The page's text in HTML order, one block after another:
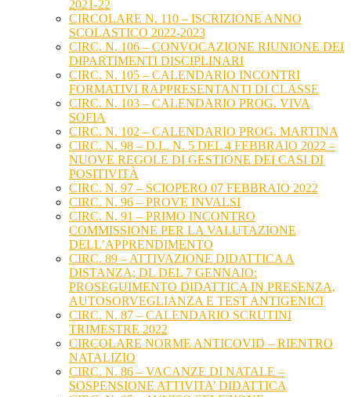
2021-22
CIRCOLARE N. 110 – ISCRIZIONE ANNO
SCOLASTICO 2022-2023
CIRC. N. 106 – CONVOCAZIONE RIUNIONE DEI
DIPARTIMENTI DISCIPLINARI
CIRC. N. 105 – CALENDARIO INCONTRI
FORMATIVI RAPPRESENTANTI DI CLASSE
CIRC. N. 103 – CALENDARIO PROG. VIVA
SOFIA
CIRC. N. 102 – CALENDARIO PROG. MARTINA
CIRC. N. 98 – D.L. N. 5 DEL 4 FEBBRAIO 2022 –
NUOVE REGOLE DI GESTIONE DEI CASI DI
POSITIVITÀ
CIRC. N. 97 – SCIOPERO 07 FEBBRAIO 2022
CIRC. N. 96 – PROVE INVALSI
CIRC. N. 91 – PRIMO INCONTRO
COMMISSIONE PER LA VALUTAZIONE
DELL’APPRENDIMENTO
CIRC. 89 – ATTIVAZIONE DIDATTICA A
DISTANZA; DL DEL 7 GENNAIO:
PROSEGUIMENTO DIDATTICA IN PRESENZA,
AUTOSORVEGLIANZA E TEST ANTIGENICI
CIRC. N. 87 – CALENDARIO SCRUTINI
TRIMESTRE 2022
CIRCOLARE NORME ANTICOVID – RIENTRO
NATALIZIO
CIRC. N. 86 – VACANZE DI NATALE –
SOSPENSIONE ATTIVITA’ DIDATTICA